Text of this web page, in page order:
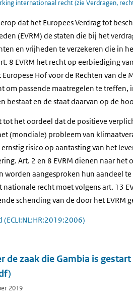
internationaal recht (zie Verdragen,
dat het Europees Verdrag tot
(EVRM) de staten die bij het
en vrijheden te verzekeren die in
8 EVRM het recht op eerbiediging
Hof voor de Rechten van de
om passende maatregelen te
bestaat en de staat daarvan op de
tot het oordeel dat de positieve
(mondiale) probleem van
risico op aantasting van het
Art. 2 en 8 EVRM dienen naar het
worden aangesproken hun aandeel
nationale recht moet volgens art. 13
schending van de door het EVRM
(ECLI:NL:HR:2019:2006)
de zaak die Gambia is
2019